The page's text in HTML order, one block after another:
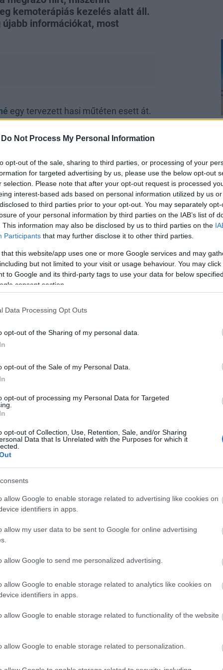
Do Not Process My Personal Information
opt-out of the sale, sharing to third parties, or processing of your
for targeted advertising by us, please use the below opt-out
selection. Please note that after your opt-out request is processed
interest-based ads based on personal information utilized by us
to third parties prior to your opt-out. You may separately
of your personal information by third parties on the IAB’s list of
This information may also be disclosed by us to third parties on the
Participants that may further disclose it to other third parties.
that this website/app uses one or more Google services and may
but not limited to your visit or usage behaviour. You may
to Google and its third-party tags to use your data for below
consent section.
Data Processing Opt Outs
opt-out of the Sharing of my personal data.
opt-out of the Sale of my Personal Data.
opt-out of processing my Personal Data for Targeted
opt-out of Collection, Use, Retention, Sale, and/or Sharing
Data that Is Unrelated with the Purposes for which it
allow Google to enable storage related to advertising like cookies on
identifiers in apps.
allow my user data to be sent to Google for online advertising
allow Google to send me personalized advertising.
allow Google to enable storage related to analytics like cookies on
identifiers in apps.
allow Google to enable storage related to functionality of the website
allow Google to enable storage related to personalization.
kemoterápiás kezelés alatt áll.
információkat, most
egy tervezett hasi műtéten esett át.
Katalin awindsori otthonukban
vissza a hercegnéi
az orvosok rákos elváltozást
jelentette be
, hogy
egy közleményt adott ki
és a hercegné is nagyon meghatódott
a Nemzetközösségből,
bejelentésére.”
töltötte a
hercegné
iskolai szünetét - együtt, szűk
értékes időszak lehetett Katalin
így biztos vagyok benne, hogy
- a piknikhez, a
Bella magazinnak.
Ez lenne rá a
Katalin hercegné
jobban van?
hatalmas támogatást és
„Ő egy nagyon megbízható,
elszigetelve ebben a helyzetben,